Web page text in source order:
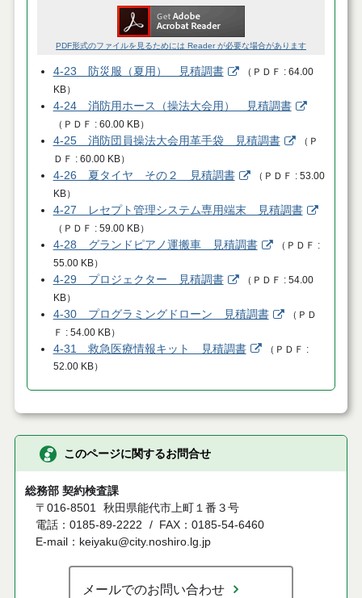
PDF形式のファイルを見るためには Reader が必要な場合があります
4-23 防災服（夏用） 見積調書 （ ＰＤＦ
64.00
KB）
4-24 消防用ホース（操法大会用） 見積調書
（ ＰＤＦ 60.00 KB）
4-25 消防団員操法大会用革手袋 見積調書 （ Ｐ
ＤＦ
60.00 KB）
4-26 夏タイヤ その２ 見積調書 （ ＰＤＦ
53.00
KB）
4-27 レセプト管理システム専用端末 見積調書
（ ＰＤＦ 59.00 KB）
4-28 グランドピアノ運搬車 見積調書 （ ＰＤＦ
55.00 KB）
4-29 プロジェクター 見積調書 （ ＰＤＦ
54.00
KB）
4-30 プログラミングドローン 見積調書 （ ＰＤ
Ｆ
54.00 KB）
4-31 救急医療情報キット 見積調書 （ ＰＤＦ
52.00 KB）
このページに関するお問合せ
総務部 契約検査課
〒016-8501
秋田県能代市上町１番３号
電話：0185-89-2222
FAX：0185-54-6460
E-mail：keiyaku@city.noshiro.lg.jp
メールでのお問い合わせ